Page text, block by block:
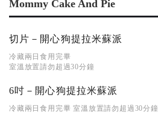
Mommy Cake And Pie
切片－開心狗提拉米蘇派
冷藏兩日食用完畢
室溫放置請勿超過30分鐘
6吋－開心狗提拉米蘇派
冷藏兩日食用完畢 室溫放置請勿超過30分鐘